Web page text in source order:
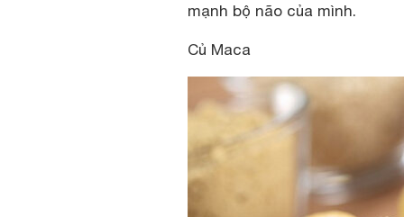
mạnh bộ não của mình.
Củ Maca